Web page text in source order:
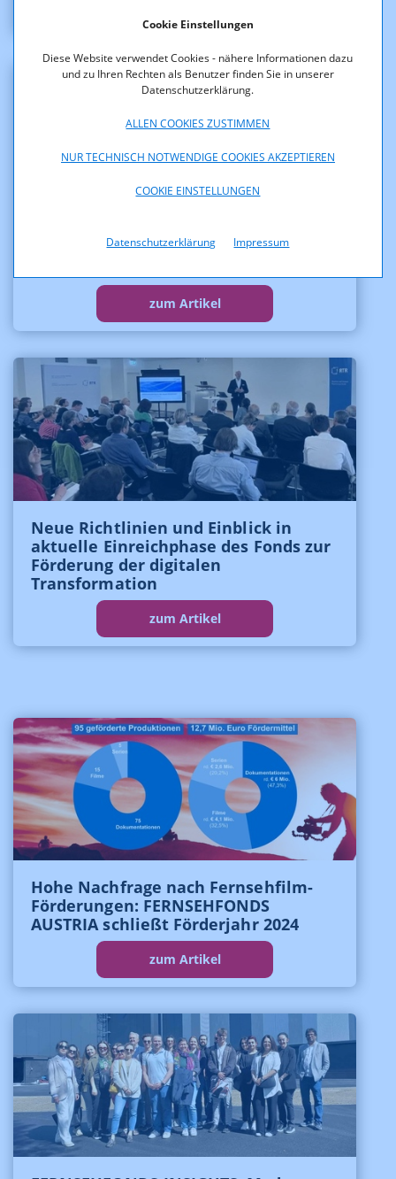
Cookie Einstellungen
Diese Website verwendet Cookies - nähere Informationen dazu
und zu Ihren Rechten als Benutzer finden Sie in unserer
Datenschutzerklärung.
ALLEN COOKIES ZUSTIMMEN
NUR TECHNISCH NOTWENDIGE COOKIES AKZEPTIEREN
COOKIE EINSTELLUNGEN
Datenschutzerklärung Impressum
Kennzeichnungspflicht in den Medien
zum Artikel
Neue Richtlinien und Einblick in
aktuelle Einreichphase des Fonds zur
Förderung der digitalen
Transformation
zum Artikel
Hohe Nachfrage nach Fernsehfilm-
Förderungen: FERNSEHFONDS
AUSTRIA schließt Förderjahr 2024
zum Artikel